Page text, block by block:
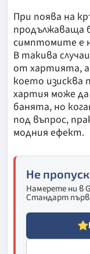
При поява на
продължаваща
симптомите е
В такива
от хартията, а
което изисква
хартия може
банята, но
под въпрос,
модния ефект.
Не
Намерете ни в
Стандарт